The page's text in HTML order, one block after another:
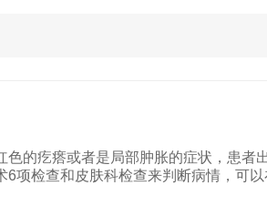
的疙瘩或者是局部肿胀的症状，患者
项检查和皮肤科检查来判断病情，可